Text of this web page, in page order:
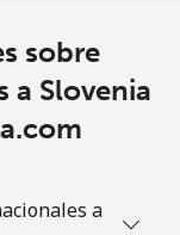
sobre
a Slovenia
a